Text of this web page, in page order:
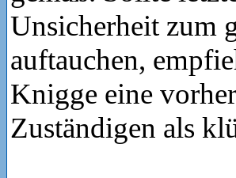
Unsicherheit zum
auftauchen,
Knigge eine
Zuständigen als